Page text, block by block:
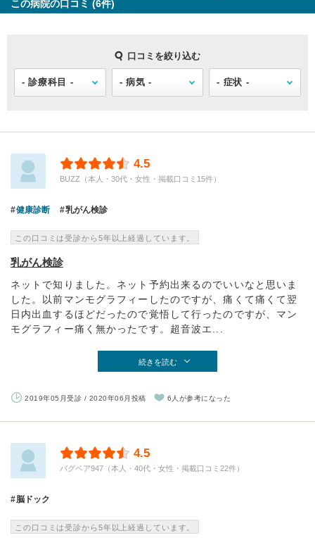
この病院の口コミ (6件)
口コミを絞り込む
4.5
BUZZ（本人・30代・女性・掲載口コミ15件）
健康診断 乳がん検診
この口コミは受診から5年以上経過しています。
乳がん検診
ネットで知りました。ネット予約出来るのでいいなと思いま
した。以前マンモグラフィーしたのですが、痛くて痛くて翌
日内出血するほどだったので覚悟して行ったのですが、マン
モグラフィー痛く無かったです。超音波エ...
続きを読む
2019年05月受診 / 2020年06月投稿 6人が参考になった
4.5
バグベア947（本人・40代・女性・掲載口コミ22件）
脳ドック
この口コミは受診から5年以上経過しています。